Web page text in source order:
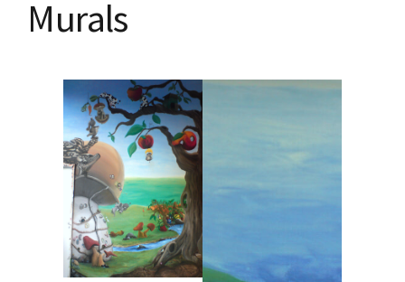
Murals